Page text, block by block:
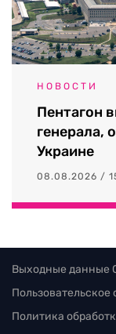
НОВОСТИ
Пентагон
генерала,
Украине
08.08.2026 /
Выходные данные
Пользовательское
Политика